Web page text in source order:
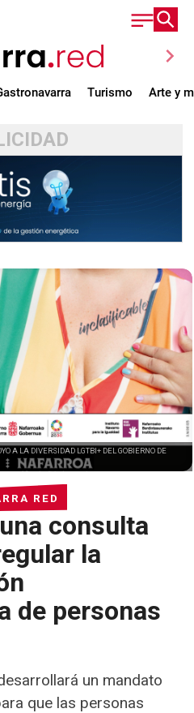
chevron_right
Turismo Arte y
RED
consulta
la
de personas
un mandato
que las personas
A LA DIVERSIDAD LGTBI+ DEL GOBIERNO DE